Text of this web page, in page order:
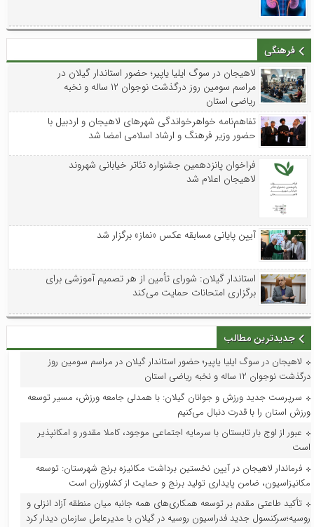
فرهنگی
لاهیجان در سوگ ایلیا یاپیر؛ حضور استاندار گیلان در
مراسم سومین روز درگذشت نوجوان ۱۲ ساله و نخبه
ریاضی استان
تفاهم‌نامه خواهرخواندگی شهرهای لاهیجان و اردبیل با
حضور وزیر فرهنگ و ارشاد اسلامی امضا شد
فراخوان پانزدهمین جشنواره تئاتر خیابانی شهروند
لاهیجان اعلام شد
آیین پایانی مسابقه عکس «نماز» برگزار شد
استاندار گیلان: شورای تأمین از هر تصمیم آموزشی برای
برگزاری امتحانات حمایت می‌کند
جدیدترین مطالب
لاهیجان در سوگ ایلیا یاپیر؛ حضور استاندار گیلان در مراسم سومین روز
درگذشت نوجوان ۱۲ ساله و نخبه ریاضی استان
سرپرست جدید ورزش و جوانان گیلان: با همدلی جامعه ورزش، مسیر توسعه
ورزش استان را با قدرت دنبال می‌کنیم
عبور از اوج بار تابستان با سرمایه اجتماعی موجود، کاملا مقدور و امکانپذیر
است
فرماندار لاهیجان در آیین نخستین برداشت مکانیزه برنج شهرستان: توسعه
مکانیزاسیون، ضامن پایداری تولید برنج و حمایت از کشاورزان است
تأکید طاعتی مقدم بر توسعه همکاری‌های همه جانبه میان منطقه آزاد انزلی و
روسیه؛سرکنسول جدید فدراسیون روسیه در گیلان با مدیرعامل سازمان دیدار کرد